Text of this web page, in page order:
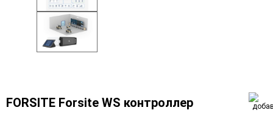
FORSITE Forsite WS контроллер